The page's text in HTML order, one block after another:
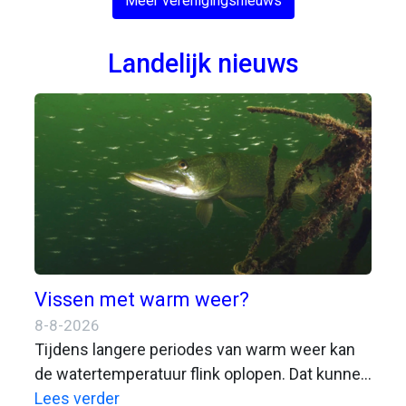
Landelijk nieuws
Vissen met warm weer?
8-8-2026
Tijdens langere periodes van warm weer kan
de watertemperatuur flink oplopen. Dat kunnen
we als sportvisser prettig vinden, maar zorgt
Lees verder